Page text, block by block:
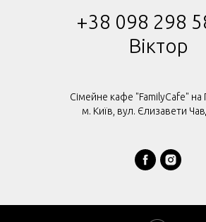
+38 098 298
Віктор
Сімейне кафе "FamilyCafe" на
м. Київ, вул. Єлизавети